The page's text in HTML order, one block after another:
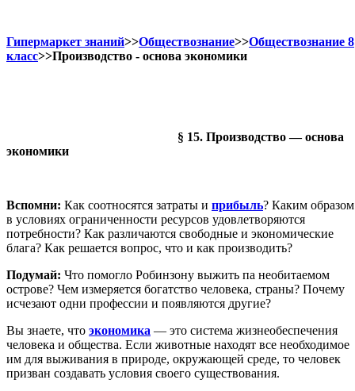
Гипермаркет знаний>>Обществознание>>Обществознание 8
класс>>Производство - основа экономики
§ 15. Производство — основа
экономики
Вспомни: Как соотносятся затраты и прибыль? Каким образом
в условиях ограниченности ресурсов удовлетворяются
потребности? Как различаются свободные и экономические
блага? Как решается вопрос, что и как производить?
Подумай: Что помогло Робинзону выжить па необитаемом
острове? Чем измеряется богатство человека, страны? Почему
исчезают одни профессии и появляются другие?
Вы знаете, что экономика — это система жизнеобеспечения
человека и общества. Если животные находят все необходимое
им для выживания в природе, окружающей среде, то человек
призван создавать условия своего существования.